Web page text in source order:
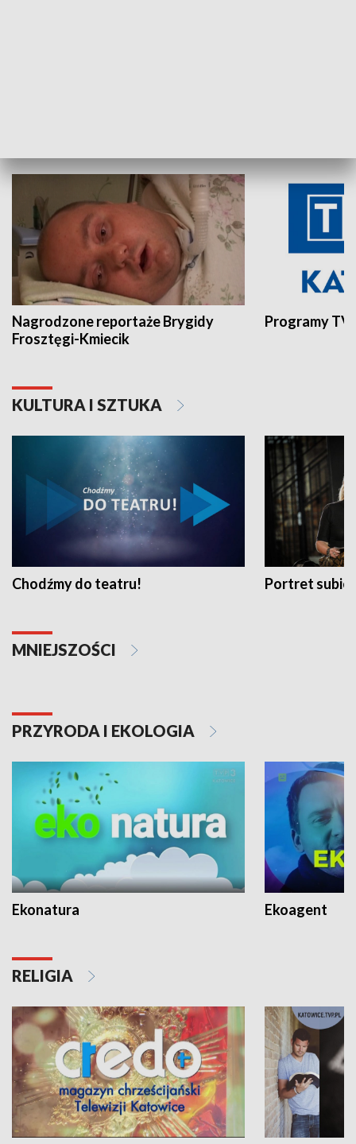
Nagrodzone reportaże Brygidy
Frosztęgi-Kmiecik
Programy
KULTURA I SZTUKA
Chodźmy do teatru! Portret
MNIEJSZOŚCI
PRZYRODA I EKOLOGIA
Ekonatura Ekoagent
RELIGIA